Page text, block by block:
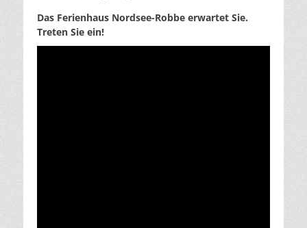
Das Ferienhaus Nordsee-Robbe erwartet Sie.
Treten Sie ein!